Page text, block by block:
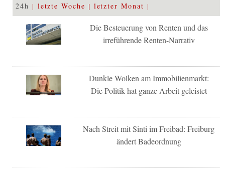
24h letzte Woche letzter Monat
Die Besteuerung von Renten und das
irreführende Renten-Narrativ
Dunkle Wolken am Immobilienmarkt:
Die Politik hat ganze Arbeit geleistet
Nach Streit mit Sinti im Freibad: Freiburg
ändert Badeordnung